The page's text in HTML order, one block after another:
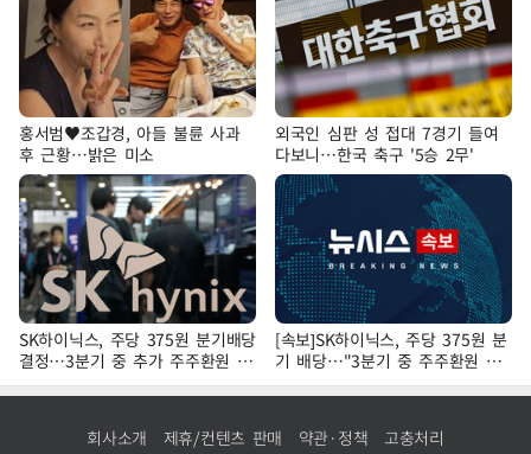
홍서범♥조갑경, 아들 불륜 사과
후 근황…밝은 미소
외국인 심판 성 접대 7경기 들여
다보니…한국 축구 '5승 2무'
SK하이닉스, 주당 375원 분기배당
결정…3분기 중 추가 주주환원 발
표
[속보]SK하이닉스, 주당 375원 분
기 배당…"3분기 중 주주환원 방
안 확정"
회사소개 제휴/컨텐츠 판매 약관·정책 고충처리